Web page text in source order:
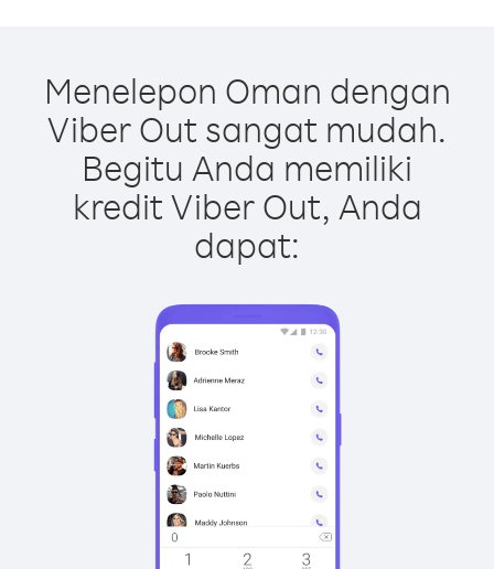
Menelepon Oman dengan
Viber Out sangat mudah.
Begitu Anda memiliki
kredit Viber Out, Anda
dapat: